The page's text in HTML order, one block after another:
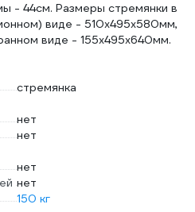
- 44см. Размеры стремянки в
виде - 510х495х580мм,
виде - 155х495х640мм.
стремянка
нет
нет
нет
нет
150 кг